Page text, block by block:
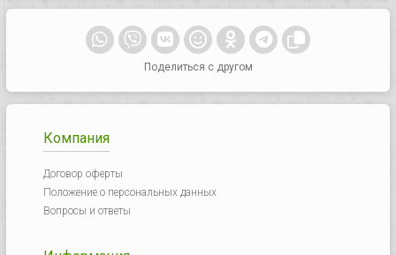
Поделиться с другом
Компания
Договор оферты
Положение о персональных данных
Вопросы и ответы